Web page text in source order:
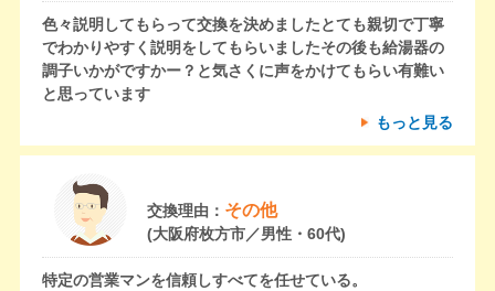
色々説明してもらって交換を決めましたとても親切で丁寧
でわかりやすく説明をしてもらいましたその後も給湯器の
調子いかがですかー？と気さくに声をかけてもらい有難い
と思っています
もっと見る
交換理由： その他
(大阪府枚方市／男性・60代)
特定の営業マンを信頼しすべてを任せている。